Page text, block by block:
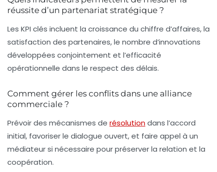
réussite d’un partenariat stratégique ?
Les KPI clés incluent la croissance du chiffre d’affaires, la
satisfaction des partenaires, le nombre d’innovations
développées conjointement et l’efficacité
opérationnelle dans le respect des délais.
Comment gérer les conflits dans une alliance
commerciale ?
Prévoir des mécanismes de résolutiondans l’accord
initial, favoriser le dialogue ouvert, et faire appel à un
médiateur si nécessaire pour préserver la relation et la
coopération.